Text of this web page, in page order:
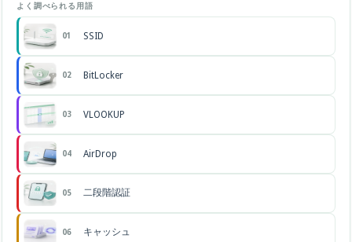
よく調べられる用語
01 SSID
02 BitLocker
03 VLOOKUP
04 AirDrop
05 二段階認証
06 キャッシュ